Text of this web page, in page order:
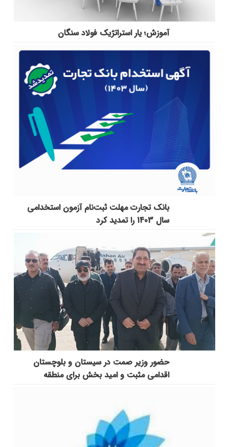
آموزش؛ یار استراتژیک فولاد سنگان
بانک تجارت مهلت ثبت‌نام آزمون استخدامی
سال 1403 را تمدید کرد
حضور وزیر صمت در سیستان و بلوچستان
اقدامی مثبت و امید بخش برای منطقه